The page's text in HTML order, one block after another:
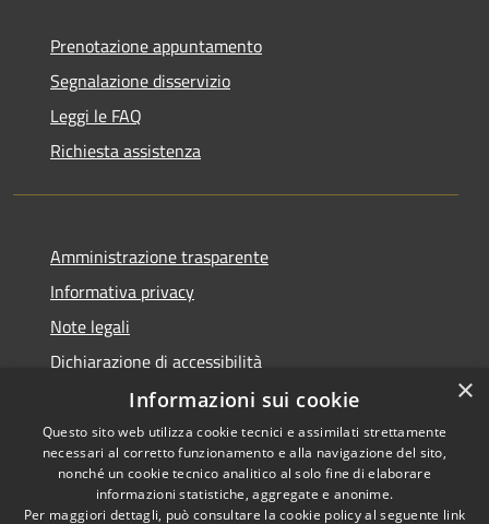
Prenotazione appuntamento
Segnalazione disservizio
Leggi le FAQ
Richiesta assistenza
Amministrazione trasparente
Informativa privacy
Note legali
Dichiarazione di accessibilità
Accessibilità
Copyright © 2026 • Comune di
Barberino di Mugello •
×
Informazioni sui cookie
Questo sito web utilizza cookie tecnici e assimilati strettamente
necessari al corretto funzionamento e alla navigazione del sito,
nonché un cookie tecnico analitico al solo fine di elaborare
informazioni statistiche, aggregate e anonime.
Per maggiori dettagli, può consultare la cookie policy al seguente link